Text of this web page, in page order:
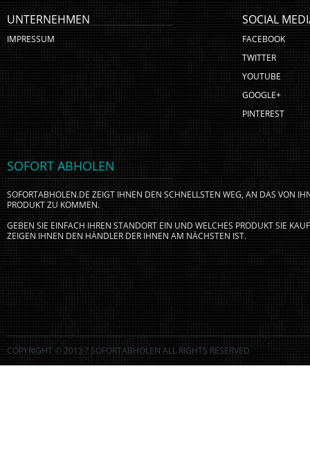
UNTERNEHMEN
IMPRESSUM
SOCIAL
FACEBOOK
TWITTER
YOUTUBE
GOOGLE+
PINTEREST
SOFORT ABHOLEN
SOFORTABHOLEN.DE ZEIGT IHNEN DEN SCHNELLSTEN WEG, AN DAS VON
PRODUKT ZU KOMMEN.
GEBEN SIE EINFACH IHREN STANDORT EIN UND WELCHES PRODUKT SIE
ZEIGEN IHNEN DEN HÄNDLER DER IHNEN AM NÄCHSTEN IST.
COPYRIGHT © 2013 ? SOFORTABHOLEN ALL RIGHTS RESERVED